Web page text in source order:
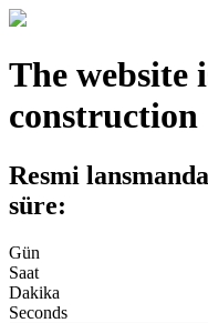
The website
construction
Resmi
süre:
Gün
Saat
Dakika
Seconds